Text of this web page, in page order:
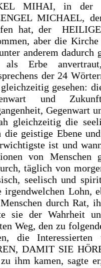
MIHAI, in der
MICHAEL,
hat, der
aber die
anderem
als Erbe
der 24
gesehen:
und
Gegenwart
gleichzeitig die
die geistige Ebene
ist und
von Menschen
täglich von
seelisch und
irgendwelchen Lohn,
durch Rat,
sie der Wahrheit
Weg, den zu
die
DAMIT SIE
ihm kamen, sagte